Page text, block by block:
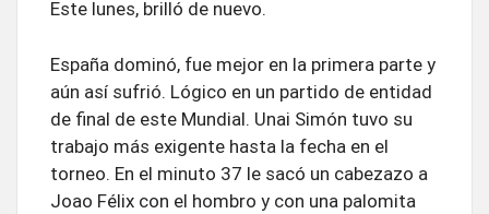
Este lunes, brilló de nuevo.
España dominó, fue mejor en la primera parte y
aún así sufrió. Lógico en un partido de entidad
de final de este Mundial. Unai Simón tuvo su
trabajo más exigente hasta la fecha en el
torneo. En el minuto 37 le sacó un cabezazo a
Joao Félix con el hombro y con una palomita